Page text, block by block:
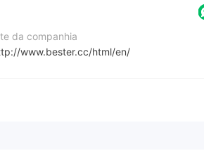
da companhia
www.bester.cc/html/en/